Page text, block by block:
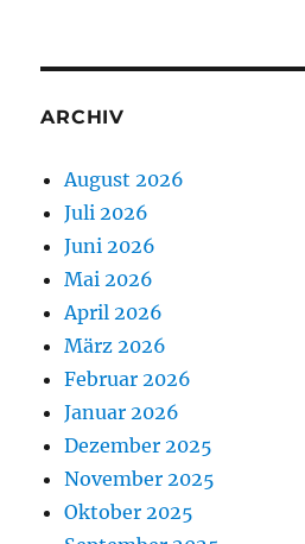
ARCHIV
August 2026
Juli 2026
Juni 2026
Mai 2026
April 2026
März 2026
Februar 2026
Januar 2026
Dezember 2025
November 2025
Oktober 2025